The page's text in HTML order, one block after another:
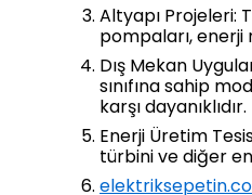
Altyapı Projeleri:
pompaları, enerji
Dış Mekan
sınıfına sahip
karşı dayanıklıdır.
Enerji Üretim
türbini ve diğer